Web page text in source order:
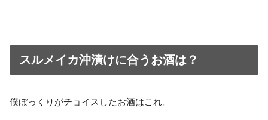
スルメイカ沖漬けに合うお酒は？
僕ぼっくりがチョイスしたお酒はこれ。